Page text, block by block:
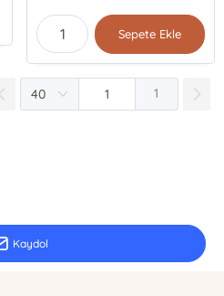
Sepete Ekle
1
Kaydol